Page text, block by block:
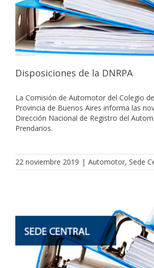
Disposiciones de la DNRPA
La Comisión de Automotor del Colegio
Provincia de Buenos Aires informa las
Dirección Nacional de Registro del
Prendarios.
22 noviembre 2019 | Automotor, Sede